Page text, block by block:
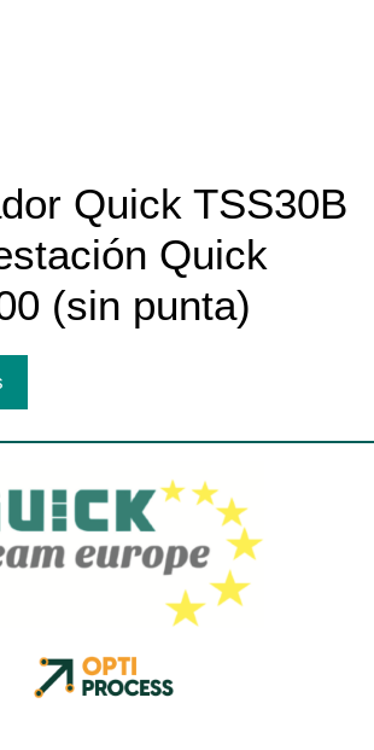
Quick TSS30B
Quick
(sin punta)